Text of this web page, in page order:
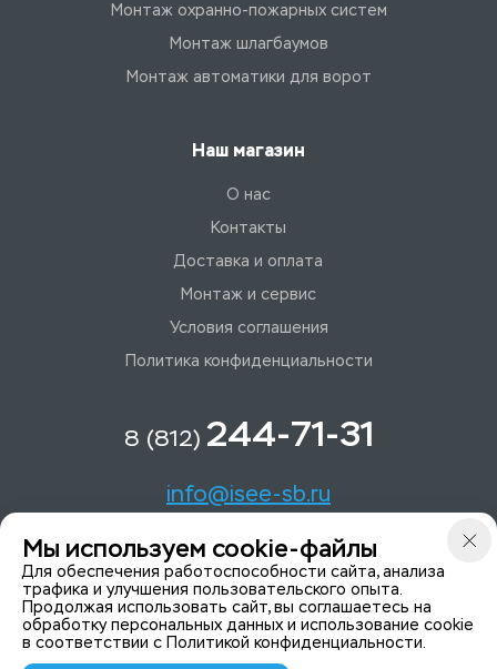
Монтаж охранно-пожарных систем
Монтаж шлагбаумов
Монтаж автоматики для ворот
Наш магазин
О нас
Контакты
Доставка и оплата
Монтаж и сервис
Условия соглашения
Политика конфиденциальности
8 (812) 244-71-31
info@isee-sb.ru
Светлановский пр-кт, д. 70, корп. 1
Мы в Telegam
Мы используем cookie-файлы
Для обеспечения работоспособности сайта, анализа
трафика и улучшения пользовательского опыта.
Продолжая использовать сайт, вы соглашаетесь на
обработку персональных данных и использование cookie
в соответствии с Политикой конфиденциальности.